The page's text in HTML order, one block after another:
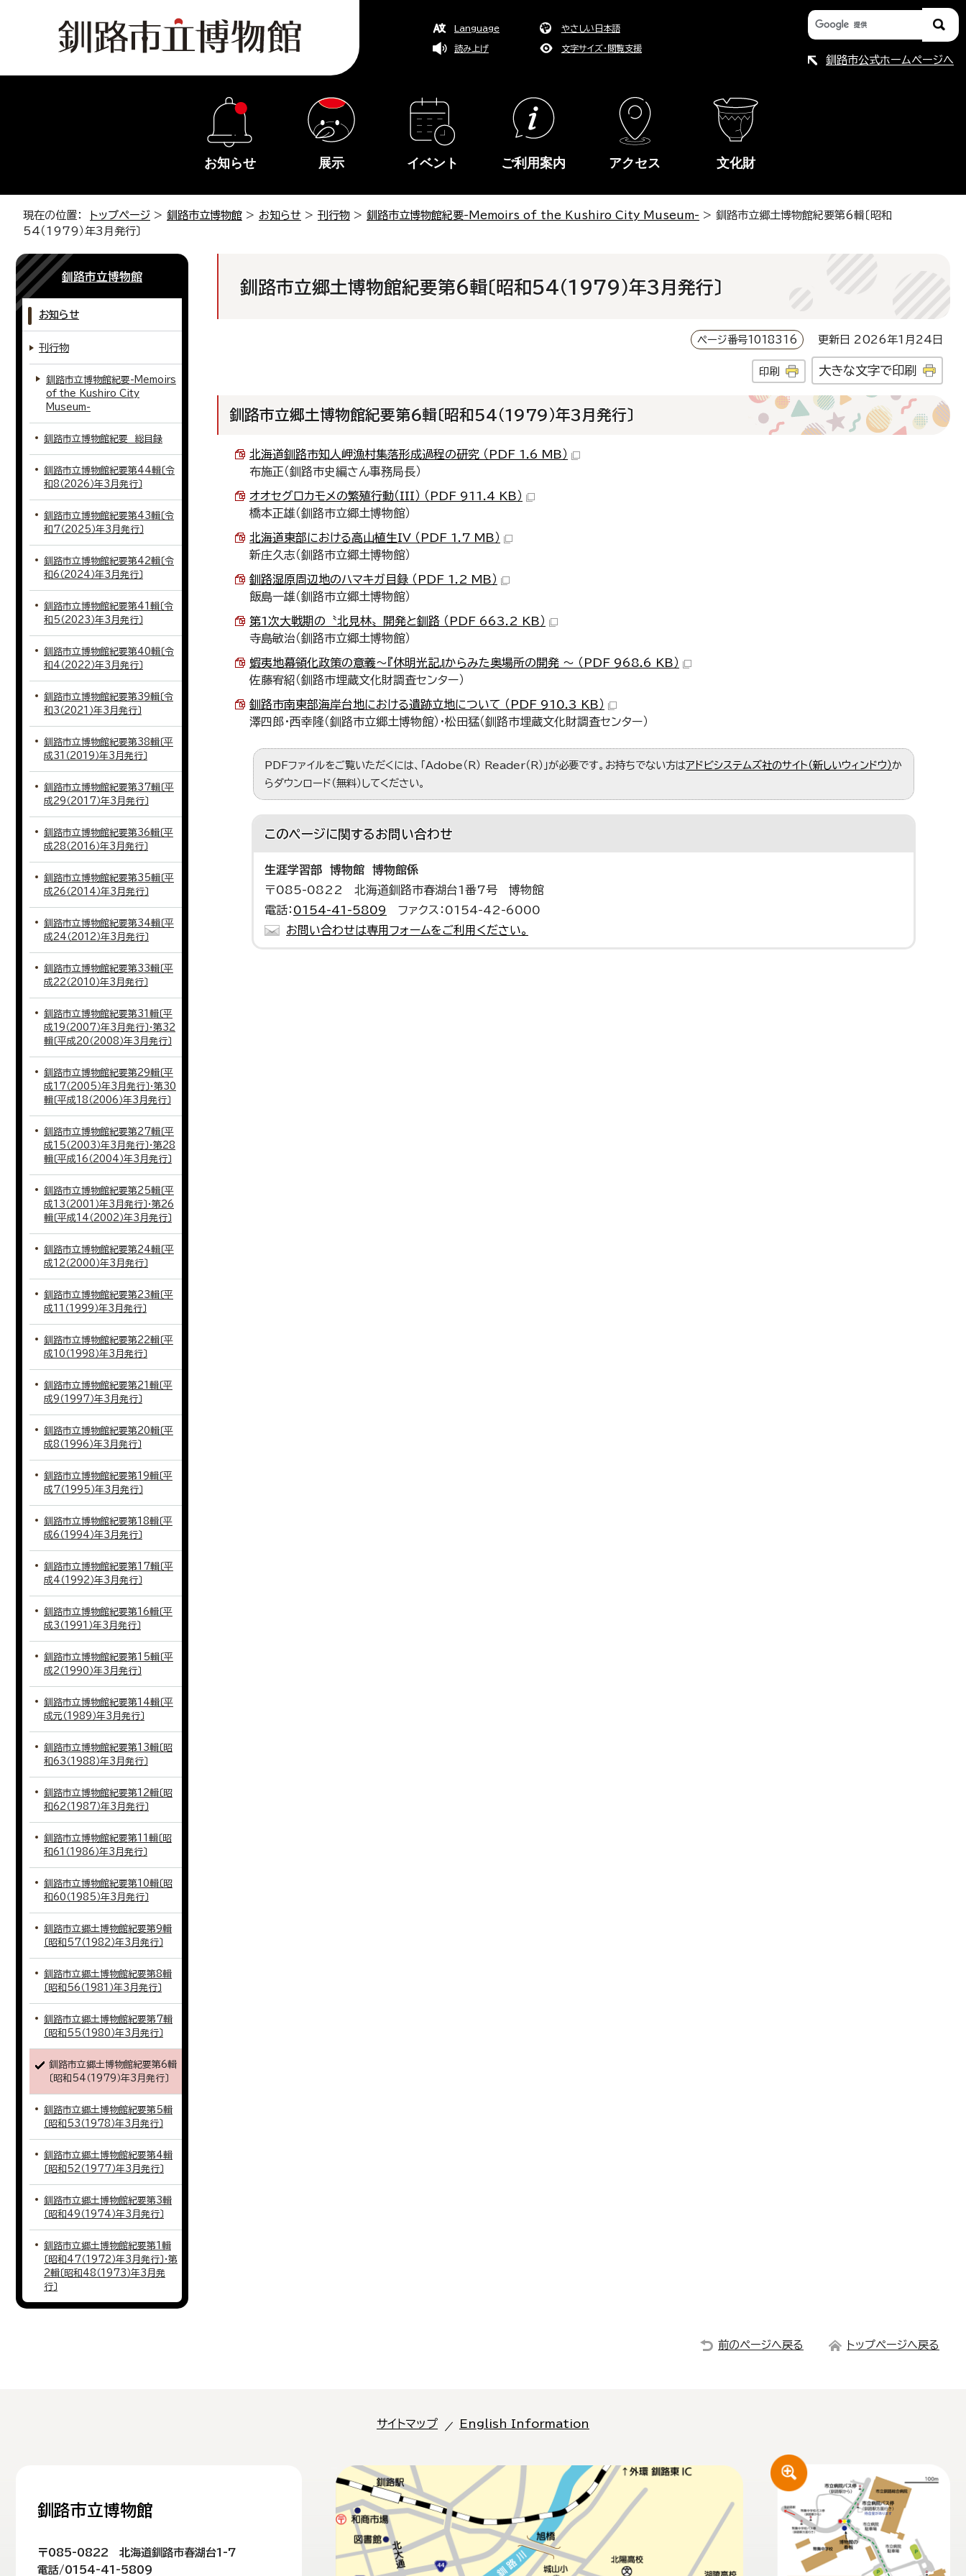
Language やさしい日本語
読み上げ 文字サイズ・閲覧支援
釧路市公式ホームページへ
お知らせ 展示 イベント ご利用案内 アクセス 文化財
現在の位置： トップページ > 釧路市立博物館 > お知らせ > 刊行物 > 釧路市立博物館紀要-Memoirs of the Kushiro City Museum- > 釧路市立郷土博物館紀要第6輯〔昭和
54（1979）年3月発行〕
釧路市立郷土博物館紀要第6輯〔昭和54（1979）年3月発行〕
ページ番号1018316 更新日 2026年1月24日
印刷 大きな文字で印刷
釧路市立郷土博物館紀要第6輯〔昭和54（1979）年3月発行〕
北海道釧路市知人岬漁村集落形成過程の研究 （PDF 1.6 MB）
布施正（釧路市史編さん事務局長）
オオセグロカモメの繁殖行動（III） （PDF 911.4 KB）
橋本正雄（釧路市立郷土博物館）
北海道東部における高山植生IV （PDF 1.7 MB）
新庄久志（釧路市立郷土博物館）
釧路湿原周辺地のハマキガ目録 （PDF 1.2 MB）
飯島一雄（釧路市立郷土博物館）
第1次大戦期の〝北見林〟開発と釧路 （PDF 663.2 KB）
寺島敏治（釧路市立郷土博物館）
蝦夷地幕領化政策の意義～『休明光記』からみた奥場所の開発 ～ （PDF 968.6 KB）
佐藤宥紹（釧路市埋蔵文化財調査センター）
釧路市南東部海岸台地における遺跡立地について （PDF 910.3 KB）
澤四郎・西幸隆（釧路市立郷土博物館）・松田猛（釧路市埋蔵文化財調査センター）
PDFファイルをご覧いただくには、「Adobe（R） Reader（R）」が必要です。お持ちでない方はアドビシステムズ社のサイト（新しいウィンドウ）か
らダウンロード（無料）してください。
このページに関するお問い合わせ
生涯学習部 博物館 博物館係
〒085-0822 北海道釧路市春湖台1番7号 博物館
電話： 0154-41-5809
ファクス：0154-42-6000
お問い合わせは専用フォームをご利用ください。
釧路市立博物館
お知らせ
刊行物
釧路市立博物館紀要-Memoirs
of the Kushiro City
Museum-
釧路市立博物館紀要 総目録
釧路市立博物館紀要第44輯〔令
和8（2026）年3月発行〕
釧路市立博物館紀要第43輯〔令
和7（2025）年3月発行〕
釧路市立博物館紀要第42輯〔令
和6（2024）年3月発行〕
釧路市立博物館紀要第41輯〔令
和5（2023）年3月発行〕
釧路市立博物館紀要第40輯〔令
和4（2022）年3月発行〕
釧路市立博物館紀要第39輯〔令
和3（2021）年3月発行〕
釧路市立博物館紀要第38輯〔平
成31（2019）年3月発行〕
釧路市立博物館紀要第37輯〔平
成29（2017）年3月発行〕
釧路市立博物館紀要第36輯〔平
成28（2016）年3月発行〕
釧路市立博物館紀要第35輯〔平
成26（2014）年3月発行〕
釧路市立博物館紀要第34輯〔平
成24（2012）年3月発行〕
釧路市立博物館紀要第33輯〔平
成22（2010）年3月発行〕
釧路市立博物館紀要第31輯〔平
成19（2007）年3月発行〕・第32
輯〔平成20（2008）年3月発行〕
釧路市立博物館紀要第29輯〔平
成17（2005）年3月発行〕・第30
輯〔平成18（2006）年3月発行〕
釧路市立博物館紀要第27輯〔平
成15（2003）年3月発行〕・第28
輯〔平成16（2004）年3月発行〕
釧路市立博物館紀要第25輯〔平
成13（2001）年3月発行〕・第26
輯〔平成14（2002）年3月発行〕
釧路市立博物館紀要第24輯〔平
成12（2000）年3月発行〕
釧路市立博物館紀要第23輯〔平
成11（1999）年3月発行〕
釧路市立博物館紀要第22輯〔平
成10（1998）年3月発行〕
釧路市立博物館紀要第21輯〔平
成9（1997）年3月発行〕
釧路市立博物館紀要第20輯〔平
成8（1996）年3月発行〕
釧路市立博物館紀要第19輯〔平
成7（1995）年3月発行〕
釧路市立博物館紀要第18輯〔平
成6（1994）年3月発行〕
釧路市立博物館紀要第17輯〔平
成4（1992）年3月発行〕
釧路市立博物館紀要第16輯〔平
成3（1991）年3月発行〕
釧路市立博物館紀要第15輯〔平
成2（1990）年3月発行〕
釧路市立博物館紀要第14輯〔平
成元（1989）年3月発行〕
釧路市立博物館紀要第13輯〔昭
和63（1988）年3月発行〕
釧路市立博物館紀要第12輯〔昭
和62（1987）年3月発行〕
釧路市立博物館紀要第11輯〔昭
和61（1986）年3月発行〕
釧路市立博物館紀要第10輯〔昭
和60（1985）年3月発行〕
釧路市立郷土博物館紀要第9輯
〔昭和57（1982）年3月発行〕
釧路市立郷土博物館紀要第8輯
〔昭和56（1981）年3月発行〕
釧路市立郷土博物館紀要第7輯
〔昭和55（1980）年3月発行〕
釧路市立郷土博物館紀要第6輯
〔昭和54（1979）年3月発行〕
釧路市立郷土博物館紀要第5輯
〔昭和53（1978）年3月発行〕
釧路市立郷土博物館紀要第4輯
〔昭和52（1977）年3月発行〕
釧路市立郷土博物館紀要第3輯
〔昭和49（1974）年3月発行〕
釧路市立郷土博物館紀要第1輯
〔昭和47（1972）年3月発行〕・第
2輯〔昭和48（1973）年3月発
行〕
前のページへ戻る トップページへ戻る
サイトマップ English Information
釧路市立博物館
〒085-0822 北海道釧路市春湖台1-7
電話/0154-41-5809